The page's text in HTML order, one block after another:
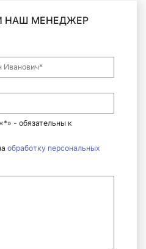
НАШ МЕНЕДЖЕР
- обязательны к
обработку персональных